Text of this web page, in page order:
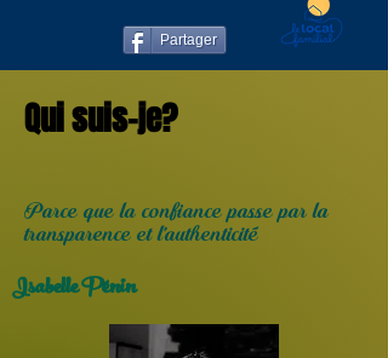
Partager
Qui suis-je?
Parce que la confiance passe par la
transparence et l'authenticité
Isabelle Pénin